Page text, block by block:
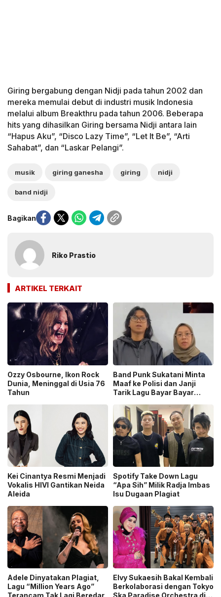
Giring bergabung dengan Nidji pada tahun 2002 dan
mereka memulai debut di industri musik Indonesia
melalui album Breakthru pada tahun 2006. Beberapa
hits yang dihasilkan Giring bersama Nidji antara lain
“Hapus Aku”, “Disco Lazy Time”, “Let It Be”, “Arti
Sahabat”, dan “Laskar Pelangi”.
musik giring ganesha giring nidji
band nidji
Bagikan
Riko Prastio
ARTIKEL TERKAIT
Ozzy Osbourne, Ikon Rock
Dunia, Meninggal di Usia 76
Tahun
Band Punk Sukatani Minta
Maaf ke Polisi dan Janji
Tarik Lagu Bayar Bayar
Kei Cinantya Resmi Menjadi
Vokalis HIVI Gantikan Neida
Aleida
Spotify Take Down Lagu
“Apa Sih” Milik Radja Imbas
Isu Dugaan Plagiat
Adele Dinyatakan Plagiat,
Lagu “Million Years Ago”
Elvy Sukaesih Bakal Kembali
Berkolaborasi dengan Tokyo